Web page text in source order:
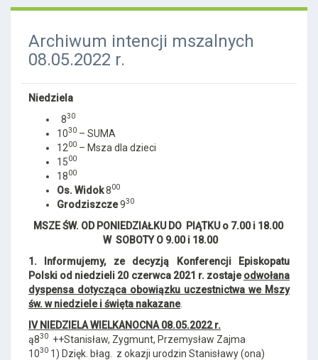
Archiwum intencji mszalnych
08.05.2022 r.
Niedziela
830
1030 – SUMA
1200 – Msza dla dzieci
1500
1800
Os. Widok800
Grodziszcze930
MSZE ŚW. OD PONIEDZIAŁKU DO PIĄTKU o 7.00 i 18.00
W SOBOTY O 9.00 i 18.00
1. Informujemy, ze decyzją Konferencji Episkopatu
Polski od niedzieli 20 czerwca 2021 r. zostajeodwołana
dyspensa dotycząca obowiązku uczestnictwa we Mszy
św. w niedziele i święta nakazane.
IV NIEDZIELA WIELKANOCNA 08.05.2022 r.
ą830 ++Stanisław, Zygmunt, Przemysław Zajma
1030 1) Dzięk. błag. z okazji urodzin Stanisławy (ona)